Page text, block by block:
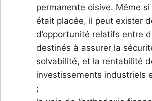
permanente oisive. Même
était placée, il peut exister
d’opportunité relatifs entre
destinés à assurer la
solvabilité, et la rentabilité
investissements industriels
;